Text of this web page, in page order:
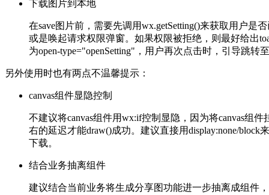
下载图片到本地
在save图片前，需要先调用wx.getSetting()来获取用户是
或是唤起请求权限弹窗。如果权限被拒绝，则最好给出
为open-type="openSetting"，用户再次点击时，引导跳转
另外使用时也有两点不温馨提示：
canvas组件显隐控制
不建议将canvas组件用wx:if控制显隐，因为将canvas组
右的延迟才能draw()成功。建议直接用display:none/block
下载。
结合业务抽离组件
建议结合当前业务将生成分享图功能进一步抽离成组件